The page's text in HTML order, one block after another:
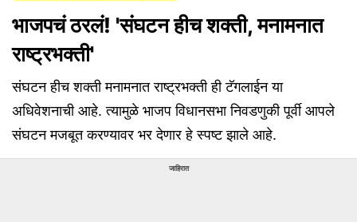
भाजपचं ठरलं! 'संघटन हीच शक्ती, मनामनात
राष्ट्रभक्ती'
संघटन हीच शक्ती मनामनात राष्ट्रभक्ती ही टॅगलाईन या
अधिवेशनाची आहे. त्यामुळे भाजप विधानसभा निवडणुकी पूर्वी आपले
संघटन मजबूत करण्यावर भर देणार हे स्पष्ट झाले आहे.
जाहिरात